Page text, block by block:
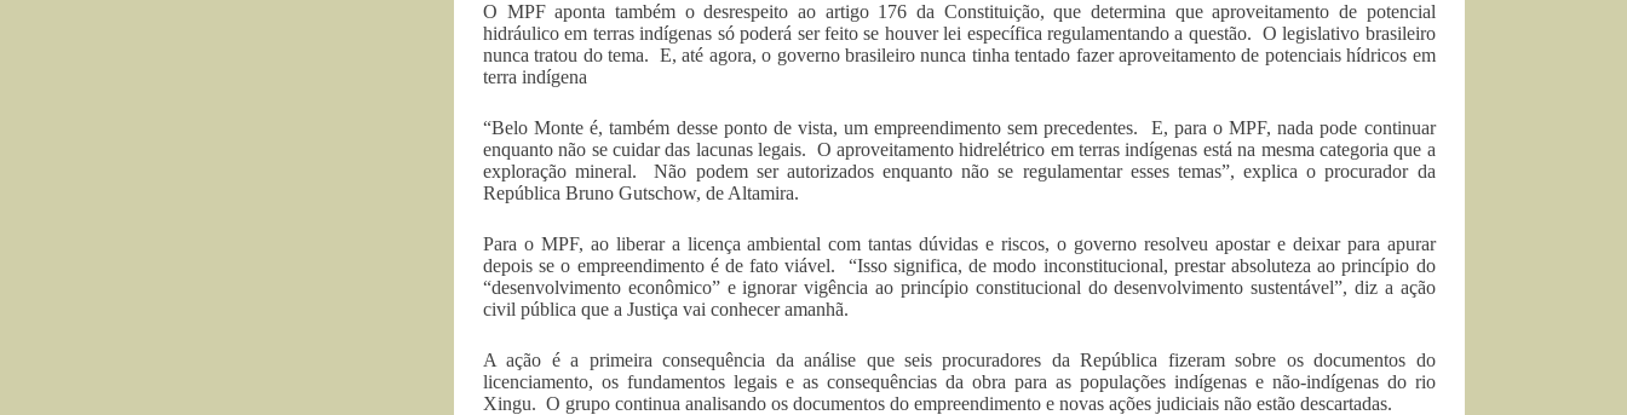
O MPF aponta também o desrespeito ao artigo 176 da Constituição, que determina que aproveitamento de potencial
hidráulico em terras indígenas só poderá ser feito se houver lei específica regulamentando a questão. O legislativo brasileiro
nunca tratou do tema. E, até agora, o governo brasileiro nunca tinha tentado fazer aproveitamento de potenciais hídricos em
terra indígena
“Belo Monte é, também desse ponto de vista, um empreendimento sem precedentes. E, para o MPF, nada pode continuar
enquanto não se cuidar das lacunas legais. O aproveitamento hidrelétrico em terras indígenas está na mesma categoria que a
exploração mineral. Não podem ser autorizados enquanto não se regulamentar esses temas”, explica o procurador da
República Bruno Gutschow, de Altamira.
Para o MPF, ao liberar a licença ambiental com tantas dúvidas e riscos, o governo resolveu apostar e deixar para apurar
depois se o empreendimento é de fato viável. “Isso significa, de modo inconstitucional, prestar absoluteza ao princípio do
“desenvolvimento econômico” e ignorar vigência ao princípio constitucional do desenvolvimento sustentável”, diz a ação
civil pública que a Justiça vai conhecer amanhã.
A ação é a primeira consequência da análise que seis procuradores da República fizeram sobre os documentos do
licenciamento, os fundamentos legais e as consequências da obra para as populações indígenas e não-indígenas do rio
Xingu. O grupo continua analisando os documentos do empreendimento e novas ações judiciais não estão descartadas.